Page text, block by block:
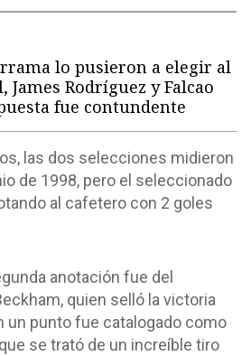
lo pusieron a elegir al
Rodríguez y Falcao
fue contundente
las dos selecciones midieron
de 1998, pero el seleccionado
al cafetero con 2 goles
anotación fue del
quien selló la victoria
un punto fue catalogado como
se trató de un increíble tiro